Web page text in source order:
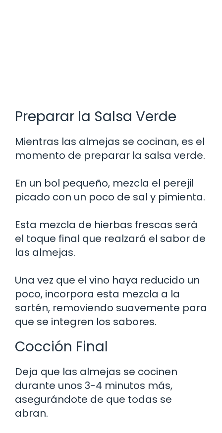
Preparar la Salsa Verde
Mientras las almejas se cocinan, es el
momento de preparar la salsa verde.
En un bol pequeño, mezcla el perejil
picado con un poco de sal y pimienta.
Esta mezcla de hierbas frescas será
el toque final que realzará el sabor de
las almejas.
Una vez que el vino haya reducido un
poco, incorpora esta mezcla a la
sartén, removiendo suavemente para
que se integren los sabores.
Cocción Final
Deja que las almejas se cocinen
durante unos 3-4 minutos más,
asegurándote de que todas se
abran.